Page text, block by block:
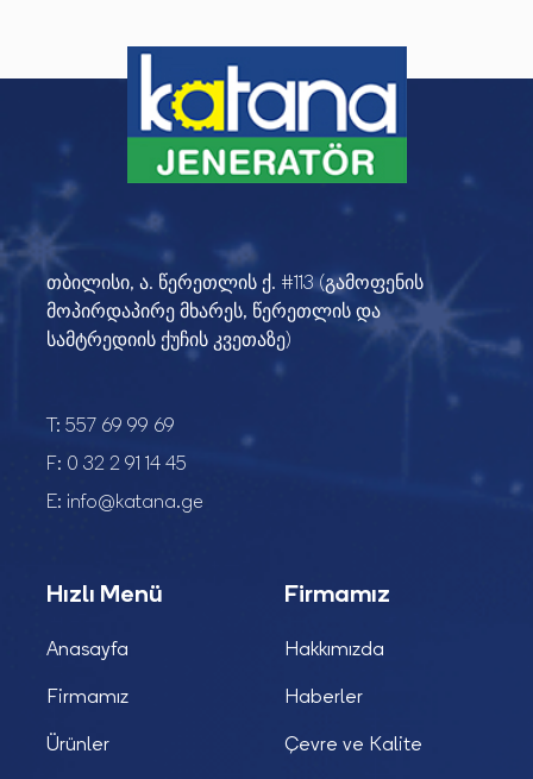
თბილისი, ა. წერეთლის ქ. #113 (გამოფენის
მოპირდაპირე მხარეს, წერეთლის და
სამტრედიის ქუჩის კვეთაზე)
T: 557 69 99 69
F: 0 32 2 91 14 45
E: info@katana.ge
Hızlı Menü
Anasayfa
Firmamız
Ürünler
Firmamız
Hakkımızda
Haberler
Çevre ve Kalite